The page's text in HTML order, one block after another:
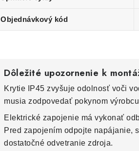
Objednávkový kód
Dôležité upozornenie k
Krytie IP45 zvyšuje odolnosť voči
musia zodpovedať pokynom
Elektrické zapojenie má vykonať
Pred zapojením odpojte napájanie,
dostatočné odvetranie zdroja.